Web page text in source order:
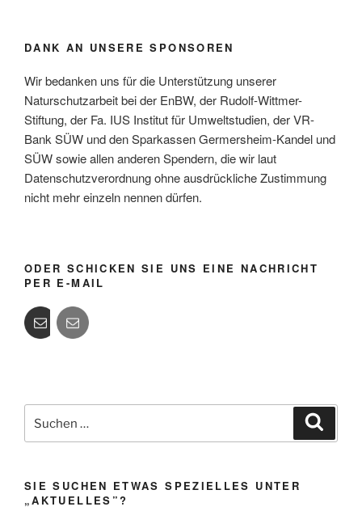
DANK AN UNSERE SPONSOREN
Wir bedanken uns für die Unterstützung unserer
Naturschutzarbeit bei der EnBW, der Rudolf-Wittmer-
Stiftung, der Fa. IUS Institut für Umweltstudien, der VR-
Bank SÜW und den Sparkassen Germersheim-Kandel und
SÜW sowie allen anderen Spendern, die wir laut
Datenschutzverordnung ohne ausdrückliche Zustimmung
nicht mehr einzeln nennen dürfen.
ODER SCHICKEN SIE UNS EINE NACHRICHT
PER E-MAIL
nach:
SIE SUCHEN ETWAS SPEZIELLES UNTER
„AKTUELLES”?